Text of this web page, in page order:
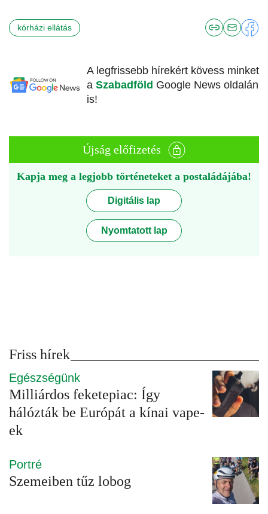
kórházi ellátás
A legfrissebb hírekért kövess minket
a Szabadföld Google News oldalán
is!
Újság előfizetés
Kapja meg a legjobb történeteket a postaládájába!
Digitális lap
Nyomtatott lap
Friss hírek
Egészségünk
Milliárdos feketepiac: Így
hálózták be Európát a kínai vape-
ek
Portré
Szemeiben tűz lobog